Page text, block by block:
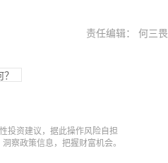
责任编辑： 何三畏
投资建议，据此操作风险自担
察政策信息，把握财富机会。